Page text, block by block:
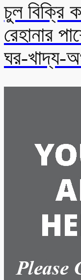
চুল বিক্রি
রেহানার
ঘর-খাদ্য-